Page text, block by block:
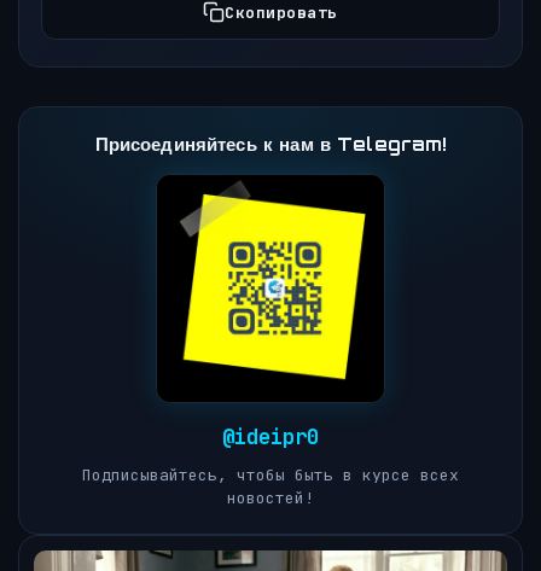
Скопировать
Присоединяйтесь к нам в Telegram!
@ideipr0
Подписывайтесь, чтобы быть в курсе всех
новостей!